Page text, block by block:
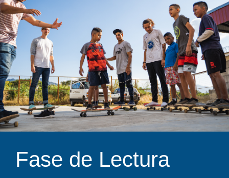
Fase de Lectura